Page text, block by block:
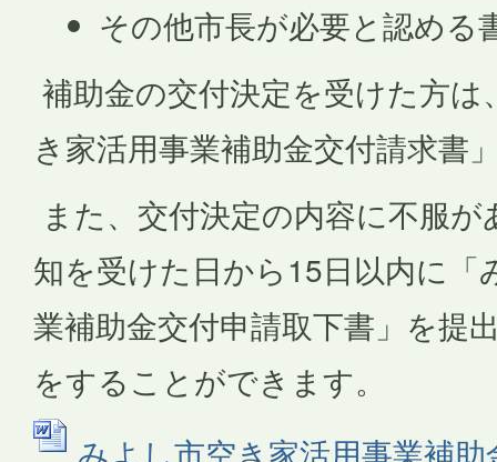
その他市長が必要と認める
補助金の交付決定を受けた方
き家活用事業補助金交付請求書
また、交付決定の内容に不服
知を受けた日から15日以内に「
業補助金交付申請取下書」を提
をすることができます。
みよし市空き家活用事業補